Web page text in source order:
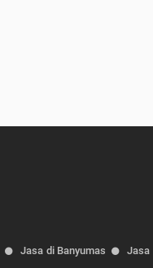
Jasa di Banyumas Jasa